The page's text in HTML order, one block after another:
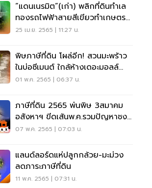
“แดนเนรมิต”(เก่า) พลิกที่ดินทำเล
ทองรถไฟฟ้าสายสีเขียวทำเกษตร
ลดภาษีที่ดิน
25 เม.ย. 2565 | 11:27 น.
พิษภาษีที่ดิน โผล่อีก! สวนมะพร้าว
ในบ่อซีเมนต์ ใกล้ห้างเดอะมอลล์
บางแค
01 พ.ค. 2565 | 06:37 น.
ภาษีที่ดิน 2565 พ่นพิษ 3สมาคม
อสังหาฯ ขีดเส้นพ.ค.รวมปัญหาชง
รัฐลด90%
07 พ.ค. 2565 | 07:03 น.
แลนด์ลอร์ดแห่ปลูกกล้วย-มะม่วง
ลดภาระภาษีที่ดิน
11 พ.ค. 2565 | 07:31 น.